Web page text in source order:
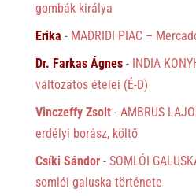
gombák királya
Erika - MADRIDI PIAC –
Dr. Farkas Ágnes- INDIA
változatos ételei (É-D)
Vinczeffy Zsolt- AMBRUS
erdélyi borász, költő
Csíki Sándor- SOMLÓI
somlói galuska története